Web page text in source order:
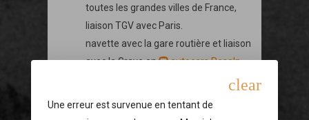
toutes les grandes villes de France,
liaison TGV avec Paris.
navette avec la gare routière et liaison
avec la Grave en
autocars Resalp
Oz
clear
Une erreur est survenue en tentant de